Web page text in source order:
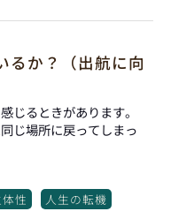
るか？（出航に向
じるときがあります。
じ場所に戻ってしまっ
性
人生の転機